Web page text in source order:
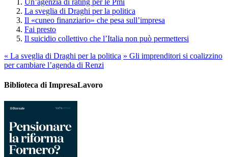
Un’agenzia di rating per le Pmi
La sveglia di Draghi per la politica
Il «cuneo finanziario» che pesa sull’impresa
Fai presto
Il suicidio collettivo che l’Italia non può permettersi
« La sveglia di Draghi per la politica » Gli imprenditori si coalizzino
per cambiare l’agenda di Renzi
Biblioteca di ImpresaLavoro